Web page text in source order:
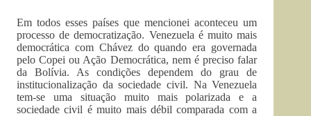
Em todos esses países que mencionei aconteceu um
processo de democratização. Venezuela é muito mais
democrática com Chávez do quando era governada
pelo Copei ou Ação Democrática, nem é preciso falar
da Bolívia. As condições dependem do grau de
institucionalização da sociedade civil. Na Venezuela
tem-se uma situação muito mais polarizada e a
sociedade civil é muito mais débil comparada com a